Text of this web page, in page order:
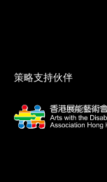
策略支持伙伴